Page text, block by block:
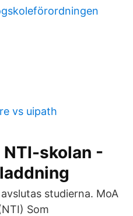
vs uipath
skolan -
studierna. MoA
Som